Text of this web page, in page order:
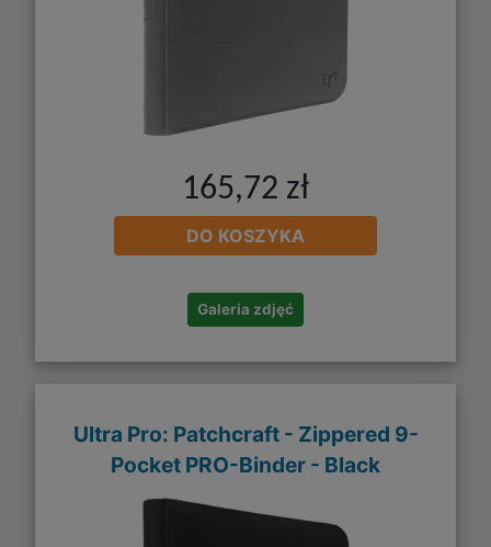
165,72 zł
DO KOSZYKA
Galeria zdjęć
Ultra Pro: Patchcraft - Zippered 9-
Pocket PRO-Binder - Black